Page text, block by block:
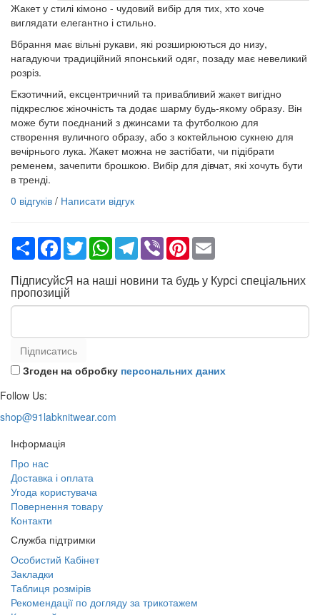
Жакет у стилі кімоно - чудовий вибір для тих, хто хоче
виглядати елегантно і стильно.
Вбрання має вільні рукави, які розширюються до низу,
нагадуючи традиційний японський одяг, позаду має невеликий
розріз.
Екзотичний, ексцентричний та привабливий жакет вигідно
підкреслює жіночність та додає шарму будь-якому образу. Він
може бути поєднаний з джинсами та футболкою для
створення вуличного образу, або з коктейльною сукнею для
вечірнього лука. Жакет можна не застібати, чи підібрати
ременем, зачепити брошкою. Вибір для дівчат, які хочуть бути
в тренді.
0 відгуків / Написати відгук
Share Facebook
TwitterWhatsAppTelegram
Viber Pinterest
ПідписуйсЯ на наші новини та будь у Курсі спеціальних
пропозицій
Підписатись
Згоден на обробку персональних даних
Follow Us:
shop@91labknitwear.com
Інформація
Про нас
Доставка і оплата
Угода користувача
Повернення товару
Контакти
Служба підтримки
Особистий Кабінет
Закладки
Таблиця розмірів
Рекомендації по догляду за трикотажем